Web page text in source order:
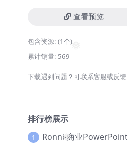
❅
查看预览
包含资源: (1个)
累计销量: 569
下载遇到问题？可联系客服或反馈
排行榜展示
1